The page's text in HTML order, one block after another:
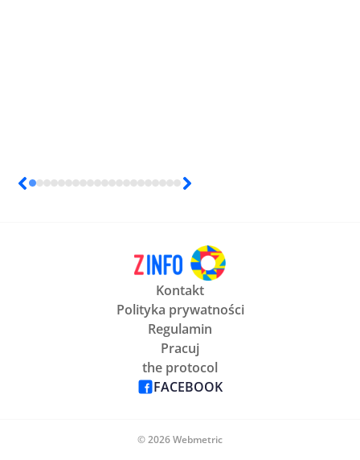
Kontakt
Polityka prywatności
Regulamin
Pracuj
the protocol
FACEBOOK
© 2026 Webmetric